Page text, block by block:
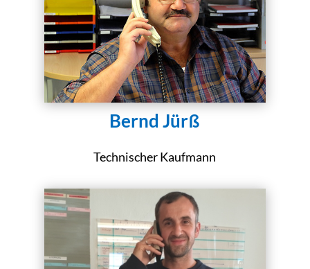
Bernd Jürß
Technischer Kaufmann